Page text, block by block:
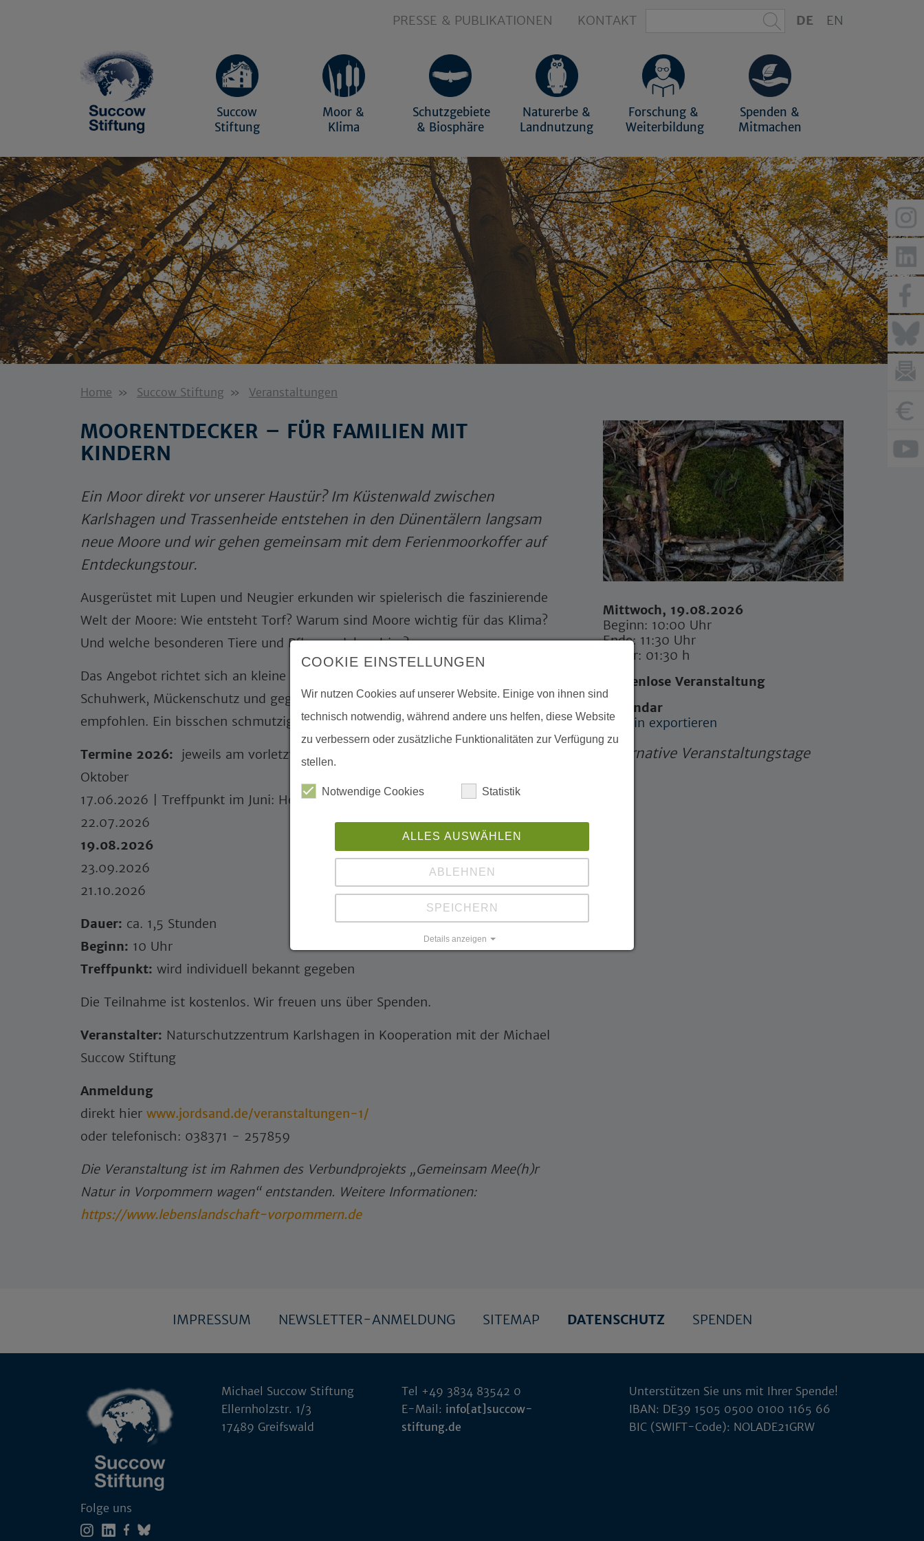
PRESSE & PUBLIKATIONEN KONTAKT DE EN
Succow
Stiftung
Moor &
Klima
Schutzgebiete
& Biosphäre
Naturerbe &
Landnutzung
Forschung &
Weiterbildung
Spenden &
Mitmachen
Home Succow Stiftung Veranstaltungen
MOORENTDECKER – FÜR FAMILIEN MIT
KINDERN
Ein Moor direkt vor unserer Haustür? Im Küstenwald zwischen
Karlshagen und Trassenheide entstehen in den Dünentälern langsam
neue Moore und wir gehen gemeinsam mit dem Ferienmoorkoffer auf
Entdeckungstour.
Ausgerüstet mit Lupen und Neugier erkunden wir spielerisch die faszinierende
Welt der Moore: Wie entsteht Torf? Warum sind Moore wichtig für das Klima?
Und welche besonderen Tiere und Pflanzen leben hier?
Das Angebot richtet sich an kleine und große Moorentdecker*innen. Festes
Schuhwerk, Mückenschutz und gegebenenfalls ein kleines Handtuch werden
empfohlen. Ein bisschen schmutzig dürfen wir dabei ruhig werden.
Termine 2026: jeweils am vorletzten Mittwoch des Monats von Juni bis
Oktober
17.06.2026
| Treffpunkt im Juni: Heinrich-Heine-Schule Karlshagen
22.07.2026
19.08.2026
23.09.2026
21.10.2026
Dauer: ca. 1,5 Stunden
Beginn: 10 Uhr
Treffpunkt: wird individuell bekannt gegeben
Die Teilnahme ist kostenlos. Wir freuen uns über Spenden.
Veranstalter: Naturschutzzentrum Karlshagen in Kooperation mit der Michael
Succow Stiftung
Anmeldung
direkt hier www.jordsand.de/veranstaltungen-1/
oder telefonisch: 038371 - 257859
Die Veranstaltung ist im Rahmen des Verbundprojekts „Gemeinsam Mee(h)r
Natur in Vorpommern wagen“ entstanden. Weitere Informationen:
https://www.lebenslandschaft-vorpommern.de
Mittwoch, 19.08.2026
Beginn: 10:00 Uhr
Ende: 11:30 Uhr
Dauer: 01:30 h
Kostenlose Veranstaltung
iCalendar
Termin exportieren
Alternative Veranstaltungstage
IMPRESSUM NEWSLETTER-ANMELDUNG SITEMAP DATENSCHUTZ SPENDEN
Michael Succow Stiftung
Ellernholzstr. 1/3
17489 Greifswald
Tel +49 3834 83542 0
E-Mail: info[at]succow-
stiftung.de
Unterstützen Sie uns mit Ihrer Spende!
IBAN: DE39 1505 0500 0100 1165 66
BIC (SWIFT-Code): NOLADE21GRW
Folge uns
COOKIE EINSTELLUNGEN
Wir nutzen Cookies auf unserer Website. Einige von ihnen sind
technisch notwendig, während andere uns helfen, diese Website
zu verbessern oder zusätzliche Funktionalitäten zur Verfügung zu
stellen.
Notwendige Cookies Statistik
ALLES AUSWÄHLEN
ABLEHNEN
SPEICHERN
Details anzeigen